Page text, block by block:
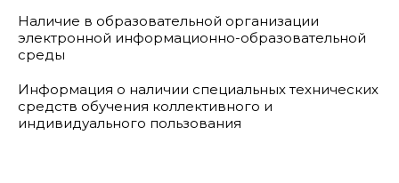
Наличие в образовательной организации
электронной информационно-образовательной
среды
Информация о наличии специальных технических
средств обучения коллективного и
индивидуального пользования